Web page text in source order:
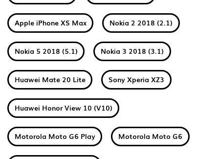
Apple iPhone XS Max Nokia 2 2018 (2.1)
Nokia 5 2018 (5.1) Nokia 3 2018 (3.1)
Huawei Mate 20 Lite Sony Xperia XZ3
Huawei Honor View 10 (V10)
Motorola Moto G6 Play Motorola Moto G6